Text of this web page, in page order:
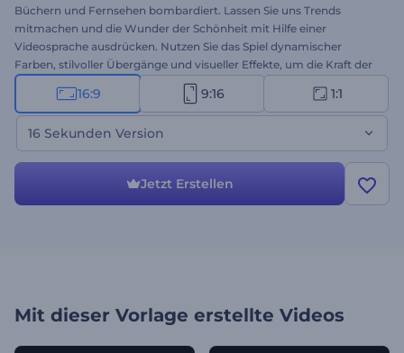
Büchern und Fernsehen bombardiert. Lassen Sie uns Trends
mitmachen und die Wunder der Schönheit mit Hilfe einer
Videosprache ausdrücken. Nutzen Sie das Spiel dynamischer
Farben, stilvoller Übergänge und visueller Effekte, um die Kraft der
Kreativität zu demonstrieren. Verwenden Sie die Vorlage Mode
Promo Opener, um perfektes Portfolio-Video, perfekte Werbung,
Modenschau oder Corporate Opener, spezielle Event-Intro und
viele weitere Projekte mit inspirierendem Design zu animieren.
Laden Sie Ihre Dateien hoch und seien Sie heute und in Zukunft auf
16:9 9:16 1:1
16 Sekunden Version
Jetzt Erstellen
Mit dieser Vorlage erstellte Videos